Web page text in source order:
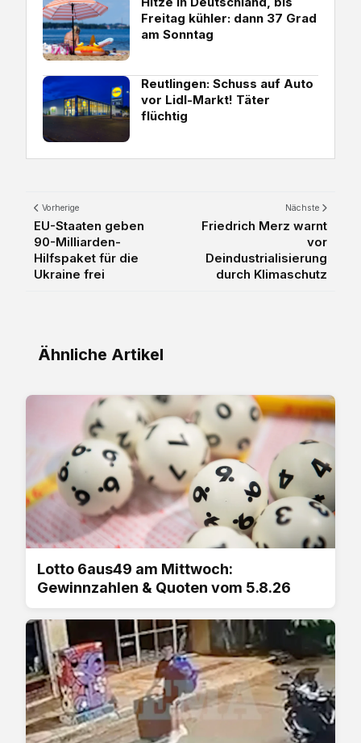
Freitag kühler: dann 37 Grad
am Sonntag
Reutlingen: Schuss auf Auto
vor Lidl-Markt! Täter
flüchtig
Vorherige
EU-Staaten geben
90-Milliarden-
Hilfspaket für die
Ukraine frei
Nächste
Friedrich Merz warnt
vor
Deindustrialisierung
durch Klimaschutz
Ähnliche Artikel
Lotto 6aus49 am Mittwoch:
Gewinnzahlen & Quoten vom 5.8.26